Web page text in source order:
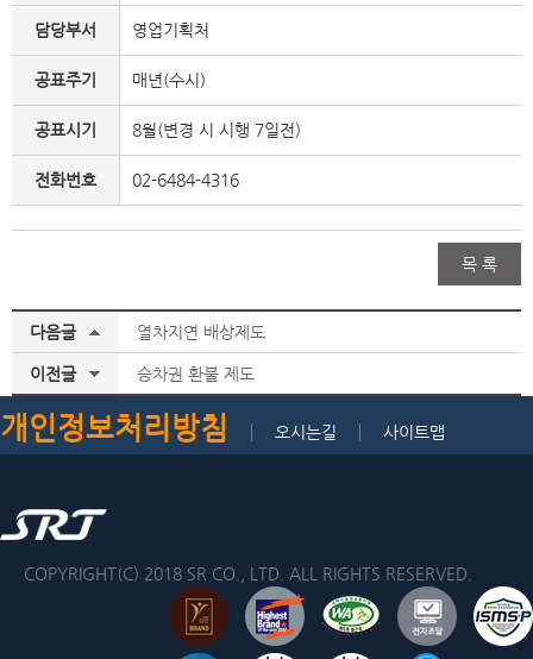
담당부서 영업기획처
공표주기 매년(수시)
공표시기 8월(변경 시 시행 7일전)
전화번호 02-6484-4316
목 록
다음글 열차지연 배상제도
이전글 승차권 환불 제도
개인정보처리방침 오시는길 사이트맵
COPYRIGHT(C) 2018 SR CO., LTD. ALL RIGHTS RESERVED.